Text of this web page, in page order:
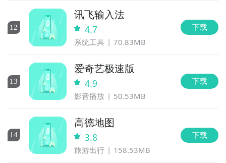
12
讯飞输入法
4.7
系统工具 70.83MB
下载
13
爱奇艺极速版
4.9
影音播放 50.53MB
下载
14
高德地图
3.8
旅游出行 158.53MB
下载